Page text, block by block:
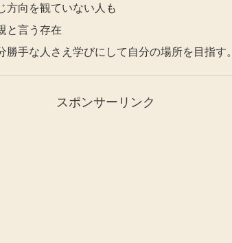
方向を観ていない人も
と言う存在
勝手な人さえ学びにして自分の場所を目指す。
スポンサーリンク